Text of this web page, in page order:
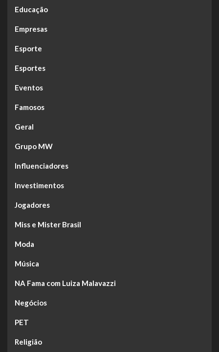
Educação
Empresas
Esporte
Esportes
Eventos
Famosos
Geral
Grupo MW
Influenciadores
Investimentos
Jogadores
Miss e Mister Brasil
Moda
Música
NA Fama com Luiza Malavazzi
Negócios
PET
Religião